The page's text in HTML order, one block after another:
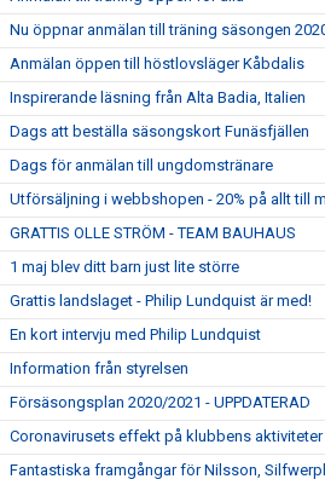
Nu öppnar anmälan till träning säsongen
Anmälan öppen till höstlovsläger Kåbdalis
Inspirerande läsning från Alta Badia, Italien
Dags att beställa säsongskort Funäsfjällen
Dags för anmälan till ungdomstränare
Utförsäljning i webbshopen - 20% på allt till
GRATTIS OLLE STRÖM - TEAM BAUHAUS
1 maj blev ditt barn just lite större
Grattis landslaget - Philip Lundquist är med!
En kort intervju med Philip Lundquist
Information från styrelsen
Försäsongsplan 2020/2021 - UPPDATERAD
Coronavirusets effekt på klubbens aktiviteter
Fantastiska framgångar för Nilsson,